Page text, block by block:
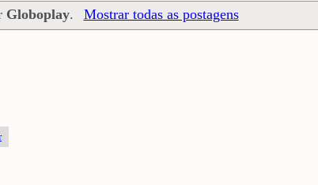
Globoplay. Mostrar todas as postagens